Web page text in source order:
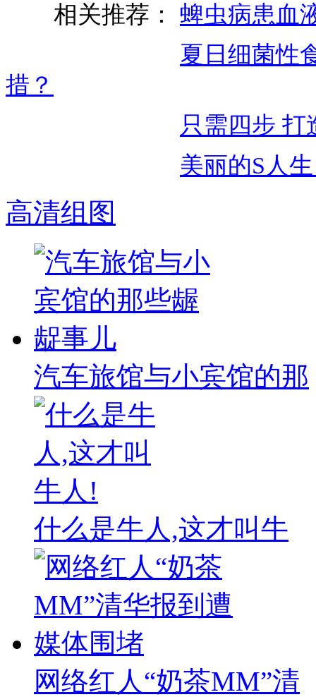
相关推荐： 蜱虫病患血
夏日细菌性
措？
只需四步 打
美丽的S人
高清组图
汽车旅馆与小宾馆的那
什么是牛人,这才叫牛
网络红人“奶茶MM”清